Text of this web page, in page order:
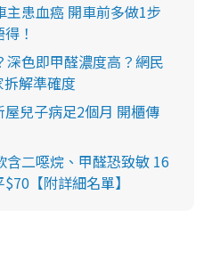
患血癌 開車前多做1步
！
色即甲醛濃度高？網民
解準確度
兒子病足2個月 開櫃傳
二噁烷、甲醛恐致敏 16
【附詳細名單】